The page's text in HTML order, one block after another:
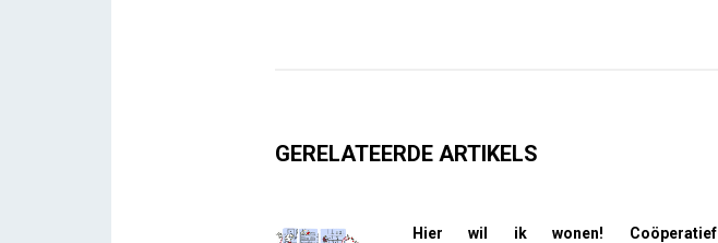
GERELATEERDE ARTIKELS
Hier wil ik wonen! Coöperatief